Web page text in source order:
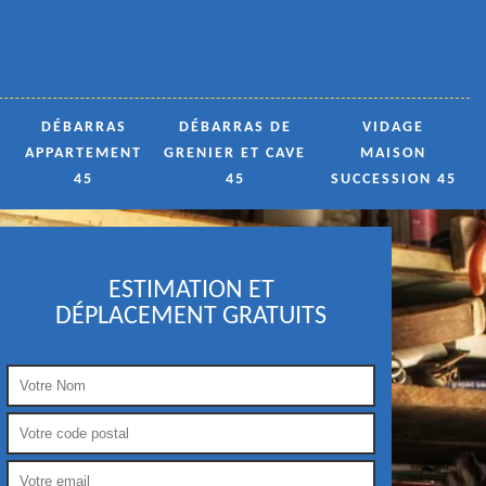
DÉBARRAS
APPARTEMENT
45
DÉBARRAS DE
GRENIER ET CAVE
45
VIDAGE
MAISON
SUCCESSION 45
ESTIMATION ET
DÉPLACEMENT GRATUITS